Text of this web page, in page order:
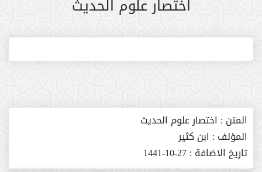
اختصار علوم الحديث
المتن : اختصار علوم الحديث
المؤلف : ابن كثير
تاريخ الاضافة :27-10-1441